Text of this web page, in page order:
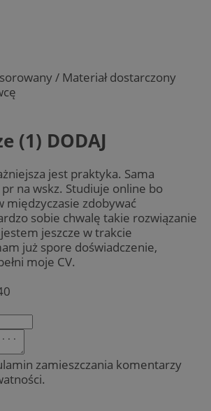
/ Materiał dostarczony
(1) DODAJ
jest praktyka. Sama
na wskz. Studiuje online bo
międzyczasie zdobywać
sobie chwalę takie rozwiązanie
jeszcze w trakcie
już spore doświadczenie,
moje CV.
zamieszczania komentarzy